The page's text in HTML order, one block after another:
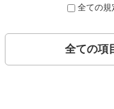
全ての規
全ての項